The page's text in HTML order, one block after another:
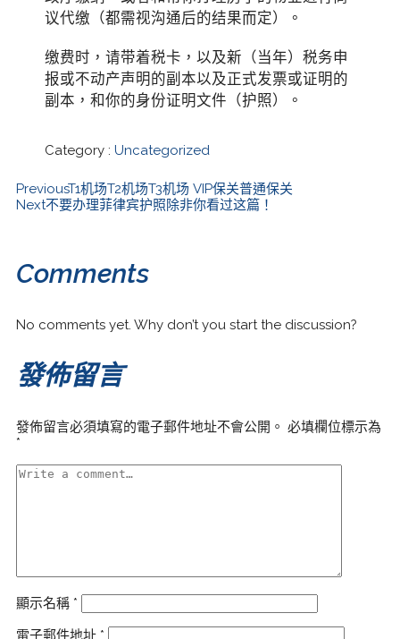
议代缴（都需视沟通后的结果而定）。
缴费时，请带着税卡，以及新（当年）税务申
报或不动产声明的副本以及正式发票或证明的
副本，和你的身份证明文件（护照）。
Category : Uncategorized
PreviousT1机场T2机场T3机场 VIP保关普通保关
Next不要办理菲律宾护照除非你看过这篇！
Comments
No comments yet. Why don’t you start the discussion?
發佈留言
發佈留言必須填寫的電子郵件地址不會公開。 必填欄位標示為
*
顯示名稱 *